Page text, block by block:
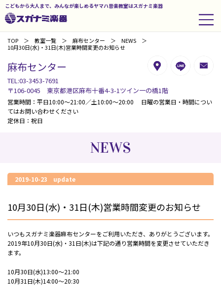
こどもから大人まで、みんなが楽しめるヤマハ音楽教室はスガナミ楽器
TOP 教室一覧 麻布センター
NEWS
10月30日(水)・31日(木)営業時間変更のお知らせ
麻布センター
TEL:03-3453-7691
〒106-0045 東京都港区麻布十番4-3-1ツイン一の橋1階
営業時間：平日10:00～21:00／土10:00～20:00 日曜の営業日・時間につい
てはお問い合わせください
定休日：祝日
NEWS
2019-10-23 update
10月30日(水)・31日(木)営業時間変更のお知らせ
いつもスガナミ楽器麻布センターをご利用いただき、ありがとうございます。
2019年10月30日(水)・31日(木)は下記の通り営業時間を変更させていただき
ます。
10月30日(水)13:00～21:00
10月31日(木)14:00～20:30